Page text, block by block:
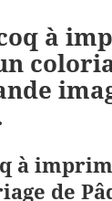
à
à
de